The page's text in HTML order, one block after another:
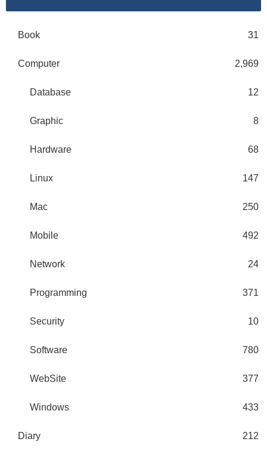
Book 31
Computer 2,969
Database 12
Graphic 8
Hardware 68
Linux 147
Mac 250
Mobile 492
Network 24
Programming 371
Security 10
Software 780
WebSite 377
Windows 433
Diary 212